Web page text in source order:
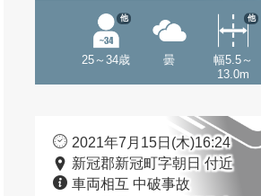
25～34歳
他
曇
幅5.5～
13.0m
他
2021年7月15日(木)16:24
新冠郡新冠町字朝日 付近
車両相互 中破事故